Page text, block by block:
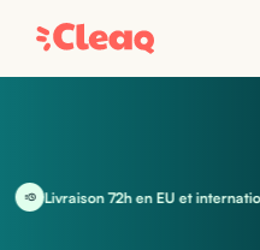
Livraison 72h en EU et international